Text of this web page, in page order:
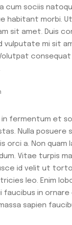
cum sociis
habitant morbi.
sit amet. Duis
vulputate mi sit
consequat
in fermentum et
Nulla posuere
orci a. Non quam
Vitae turpis
id velit ut
leo. Enim
faucibus in ornare
sapien